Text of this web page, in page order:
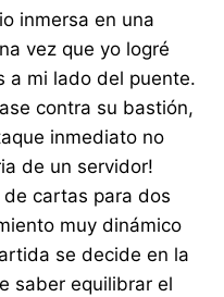
inmersa en una
vez que yo logré
a mi lado del puente.
contra su bastión,
inmediato no
de un servidor!
cartas para dos
muy dinámico
se decide en la
saber equilibrar el